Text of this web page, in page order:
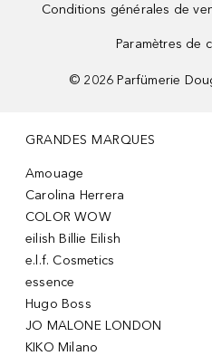
Conditions générales de
Paramètres de
© 2026 Parfümerie
GRANDES MARQUES
Amouage
Carolina Herrera
COLOR WOW
eilish Billie Eilish
e.l.f. Cosmetics
essence
Hugo Boss
JO MALONE LONDON
KIKO Milano